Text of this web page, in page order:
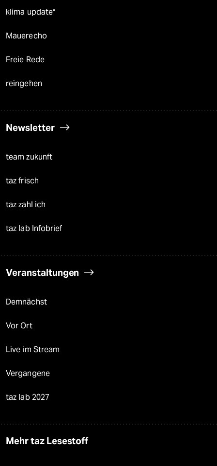
klima update°
Mauerecho
Freie Rede
reingehen
Newsletter
team zukunft
taz frisch
taz zahl ich
taz lab Infobrief
Veranstaltungen
Demnächst
Vor Ort
Live im Stream
Vergangene
taz lab 2027
Mehr taz Lesestoff